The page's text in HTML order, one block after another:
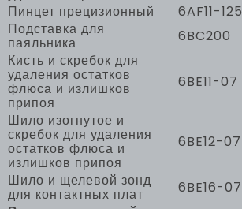
Пинцет прецизионный
6AF11-125
Подставка для
паяльника 6BC200
Кисть и скребок для
удаления остатков
флюса и излишков
припоя
6BE11-07
Шило изогнутое и
скребок для удаления
остатков флюса и
излишков припоя
6BE12-07
Шило и щелевой зонд
для контактных плат 6BE16-07